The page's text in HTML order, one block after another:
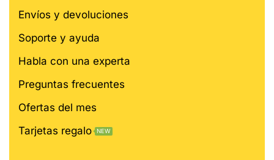
Envíos y devoluciones
Soporte y ayuda
Habla con una experta
Preguntas frecuentes
Ofertas del mes
Tarjetas regalo
NEW